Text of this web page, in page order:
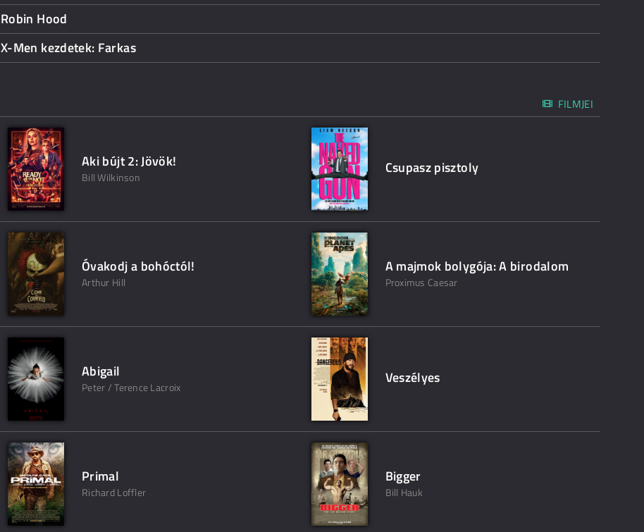
Robin Hood
X-Men kezdetek: Farkas
FILMJEI
Aki bújt 2: Jövök!
Bill Wilkinson
Csupasz pisztoly
Óvakodj a bohóctól!
Arthur Hill
A majmok bolygója: A birodalom
Proximus Caesar
Abigail
Peter / Terence Lacroix
Veszélyes
Primal
Richard Loffler
Bigger
Bill Hauk